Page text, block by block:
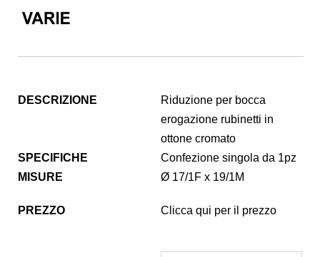
DESCRIZIONE
Riduzione per bocca
erogazione rubinetti in
ottone cromato
SPECIFICHE
Confezione singola da 1pz
MISURE
Ø 17/1F x 19/1M
PREZZO Clicca qui per il prezzo